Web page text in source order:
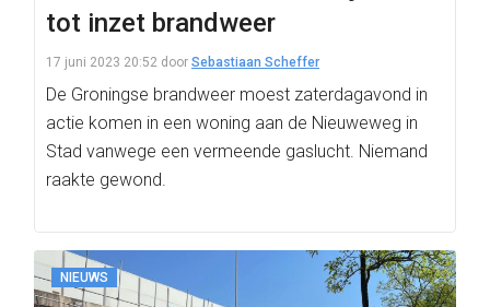
tot inzet brandweer
17 juni 2023 20:52 door Sebastiaan Scheffer
De Groningse brandweer moest zaterdagavond in
actie komen in een woning aan de Nieuweweg in
Stad vanwege een vermeende gaslucht. Niemand
raakte gewond.
NIEUWS